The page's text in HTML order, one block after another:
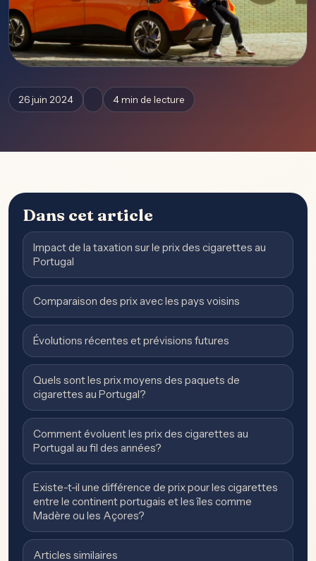
26 juin 2024 4 min de lecture
Dans cet article
Impact de la taxation sur le prix des cigarettes au
Portugal
Comparaison des prix avec les pays voisins
Évolutions récentes et prévisions futures
Quels sont les prix moyens des paquets de
cigarettes au Portugal?
Comment évoluent les prix des cigarettes au
Portugal au fil des années?
Existe-t-il une différence de prix pour les cigarettes
entre le continent portugais et les îles comme
Madère ou les Açores?
Articles similaires